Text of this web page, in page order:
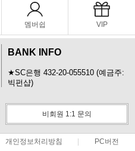
멤버쉽 VIP
BANK INFO
★SC은행 432-20-055510 (예금주:
빅펀샵)
비회원 1:1 문의
개인정보처리방침 PC버전